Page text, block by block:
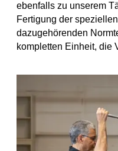
ebenfalls zu unserem
Fertigung der
dazugehörenden
kompletten Einheit, die